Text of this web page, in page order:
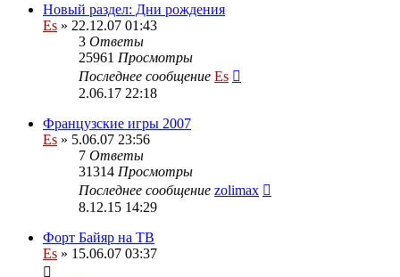
Новый раздел: Дни рождения
Es » 22.12.07 01:43
3 Ответы
25961 Просмотры
Последнее сообщение Es
2.06.17 22:18
Французские игры 2007
Es » 5.06.07 23:56
7 Ответы
31314 Просмотры
Последнее сообщение zolimax
8.12.15 14:29
Форт Байяр на ТВ
Es » 15.06.07 03:37